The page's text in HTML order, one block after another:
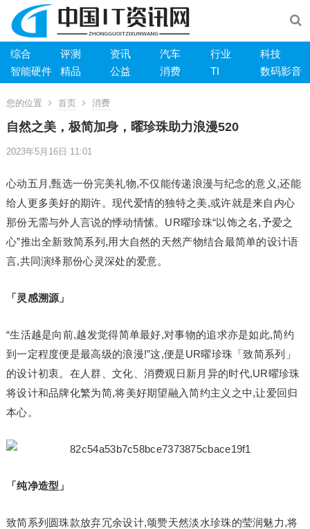
综合 评测 资讯 汽车 行业
科技
智能硬件
精品 公益 消费 TI 数码影音
您的位置 首页 消费
自然之美，极简加身，曜珍珠助力浪漫520
2023年5月16日 11:01
心动五月,甄选一份完美礼物,不仅能传递浪漫与纪念的意义,还能
给人更多美好的期许。现代爱情的独特之美,或许就是来自内心
那份无需与外人言说的悸动情愫。UR曜珍珠“以饰之名,予爱之
心”推出全新致简系列,用大自然的天然产物结合最简单的设计语
言,共同演绎那份心灵深处的爱意。
「灵感溯源」
“生活越是向前,越发觉得简单最好,对事物的追求亦是如此,简约
到一定程度便是最高级的浪漫!”这,便是UR曜珍珠「致简系列」
的设计初衷。在人群、文化、消费观日新月异的时代,UR曜珍珠
将设计和品牌化繁为简,将美好期望融入简约主义之中,让爱回归
本心。
「纯净造型 」
致简系列圆珠款放弃冗余设计,颂赞天然淡水珍珠的莹润魅力,将